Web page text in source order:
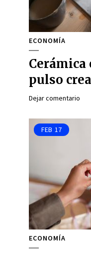
ECONOMÍA
pulso
Dejar comentario
FEB 17
ECONOMÍA